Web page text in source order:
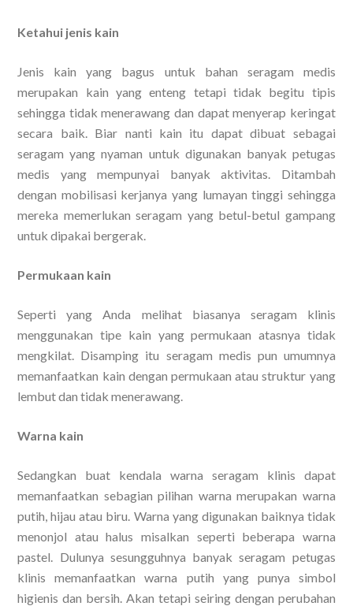
Ketahui jenis kain
Jenis kain yang bagus untuk bahan seragam medis
merupakan kain yang enteng tetapi tidak begitu tipis
sehingga tidak menerawang dan dapat menyerap keringat
secara baik. Biar nanti kain itu dapat dibuat sebagai
seragam yang nyaman untuk digunakan banyak petugas
medis yang mempunyai banyak aktivitas. Ditambah
dengan mobilisasi kerjanya yang lumayan tinggi sehingga
mereka memerlukan seragam yang betul-betul gampang
untuk dipakai bergerak.
Permukaan kain
Seperti yang Anda melihat biasanya seragam klinis
menggunakan tipe kain yang permukaan atasnya tidak
mengkilat. Disamping itu seragam medis pun umumnya
memanfaatkan kain dengan permukaan atau struktur yang
lembut dan tidak menerawang.
Warna kain
Sedangkan buat kendala warna seragam klinis dapat
memanfaatkan sebagian pilihan warna merupakan warna
putih, hijau atau biru. Warna yang digunakan baiknya tidak
menonjol atau halus misalkan seperti beberapa warna
pastel. Dulunya sesungguhnya banyak seragam petugas
klinis memanfaatkan warna putih yang punya simbol
higienis dan bersih. Akan tetapi seiring dengan perubahan